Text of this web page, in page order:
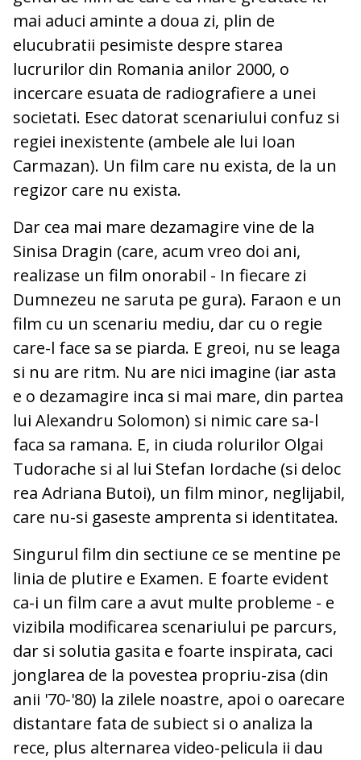
mai aduci aminte a doua zi, plin de
elucubratii pesimiste despre starea
lucrurilor din Romania anilor 2000, o
incercare esuata de radiografiere a unei
societati. Esec datorat scenariului confuz si
regiei inexistente (ambele ale lui Ioan
Carmazan). Un film care nu exista, de la un
regizor care nu exista.
Dar cea mai mare dezamagire vine de la
Sinisa Dragin (care, acum vreo doi ani,
realizase un film onorabil - In fiecare zi
Dumnezeu ne saruta pe gura). Faraon e un
film cu un scenariu mediu, dar cu o regie
care-l face sa se piarda. E greoi, nu se leaga
si nu are ritm. Nu are nici imagine (iar asta
e o dezamagire inca si mai mare, din partea
lui Alexandru Solomon) si nimic care sa-l
faca sa ramana. E, in ciuda rolurilor Olgai
Tudorache si al lui Stefan Iordache (si deloc
rea Adriana Butoi), un film minor, neglijabil,
care nu-si gaseste amprenta si identitatea.
Singurul film din sectiune ce se mentine pe
linia de plutire e Examen. E foarte evident
ca-i un film care a avut multe probleme - e
vizibila modificarea scenariului pe parcurs,
dar si solutia gasita e foarte inspirata, caci
jonglarea de la povestea propriu-zisa (din
anii '70-'80) la zilele noastre, apoi o oarecare
distantare fata de subiect si o analiza la
rece, plus alternarea video-pelicula ii dau